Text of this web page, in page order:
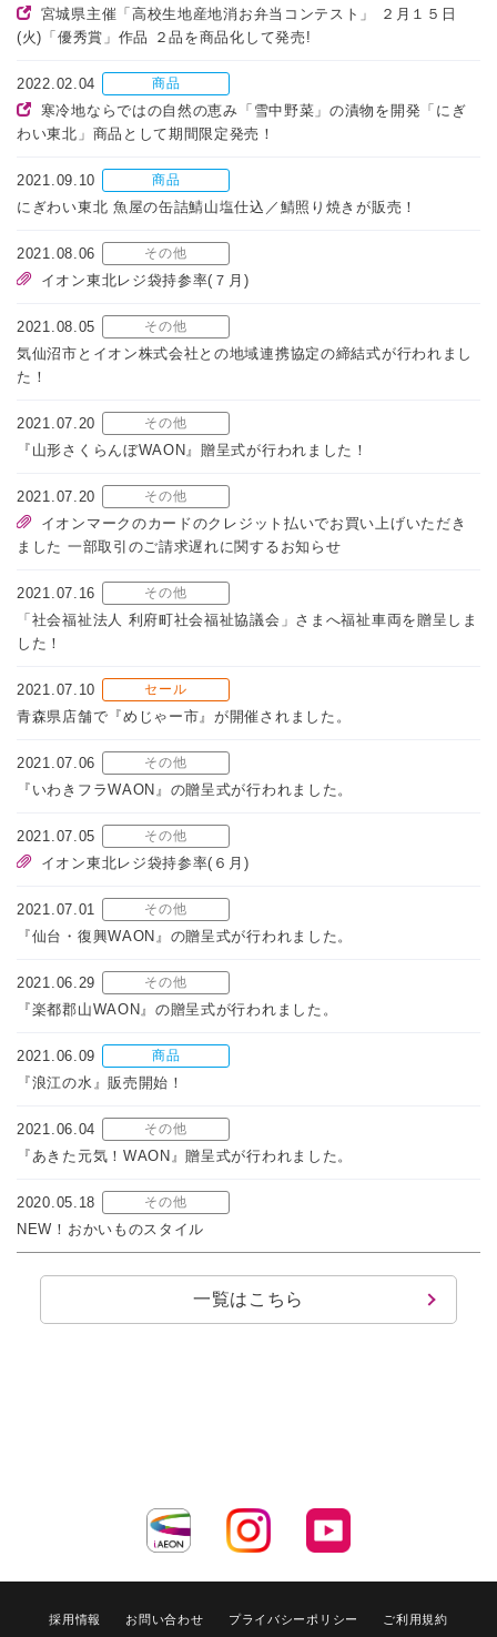
宮城県主催「高校生地産地消お弁当コンテスト」 ２月１５日
(火)「優秀賞」作品 ２品を商品化して発売!
2022.02.04 商品
寒冷地ならではの自然の恵み「雪中野菜」の漬物を開発「にぎ
わい東北」商品として期間限定発売！
2021.09.10 商品
にぎわい東北 魚屋の缶詰鯖山塩仕込／鯖照り焼きが販売！
2021.08.06 その他
イオン東北レジ袋持参率(７月)
2021.08.05 その他
気仙沼市とイオン株式会社との地域連携協定の締結式が行われまし
た！
2021.07.20 その他
『山形さくらんぼWAON』贈呈式が行われました！
2021.07.20 その他
イオンマークのカードのクレジット払いでお買い上げいただき
ました 一部取引のご請求遅れに関するお知らせ
2021.07.16 その他
「社会福祉法人 利府町社会福祉協議会」さまへ福祉車両を贈呈しま
した！
2021.07.10 セール
青森県店舗で『めじゃー市』が開催されました。
2021.07.06 その他
『いわきフラWAON』の贈呈式が行われました。
2021.07.05 その他
イオン東北レジ袋持参率(６月)
2021.07.01 その他
『仙台・復興WAON』の贈呈式が行われました。
2021.06.29 その他
『楽都郡山WAON』の贈呈式が行われました。
2021.06.09 商品
『浪江の水』販売開始！
2021.06.04 その他
『あきた元気！WAON』贈呈式が行われました。
2020.05.18 その他
NEW！おかいものスタイル
一覧はこちら
採用情報 お問い合わせ プライバシーポリシー ご利用規約